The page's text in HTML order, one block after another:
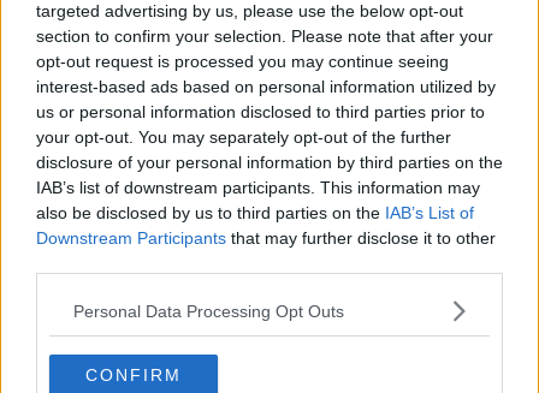
targeted advertising by us, please use the below opt-out
section to confirm your selection. Please note that after your
opt-out request is processed you may continue seeing
interest-based ads based on personal information utilized by
us or personal information disclosed to third parties prior to
your opt-out. You may separately opt-out of the further
disclosure of your personal information by third parties on the
IAB’s list of downstream participants. This information may
also be disclosed by us to third parties on the IAB’s List of
Downstream Participants that may further disclose it to other
Personal Data Processing Opt Outs
CONFIRM
Pisa, guida alla trasferta di Frosinone
Marco Guida designato per Carrarese-Pisa
Modena-Pisa sarà diretta da Santoro di Messina
Matteo Marchetti dirigerà Pisa-Cittadella
Vicopisano premiato Comune Plastic Free
Una maglia nerazzurra, un quartino e una cecina
Atalanta-Pisa, ecco la designazione arbitrale